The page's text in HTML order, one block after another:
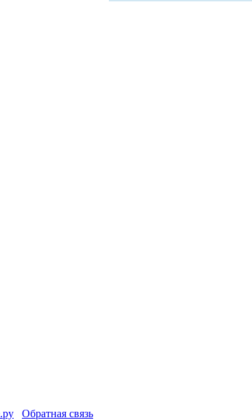
Обратная связь